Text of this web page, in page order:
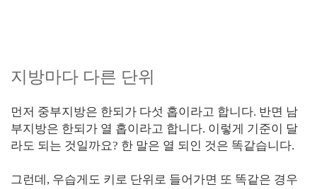
지방마다 다른 단위
먼저 중부지방은 한되가 다섯 홉이라고 합니다. 반면 남
부지방은 한되가 열 홉이라고 합니다. 이렇게 기준이 달
라도 되는 것일까요? 한 말은 열 되인 것은 똑같습니다.
그런데, 우습게도 키로 단위로 들어가면 또 똑같은 경우